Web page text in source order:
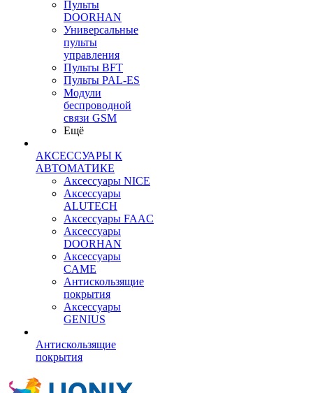
Пульты
DOORHAN
Универсальные
пульты
управления
Пульты BFT
Пульты PAL-ES
Модули
беспроводной
связи GSM
Ещё
АКСЕССУАРЫ К
АВТОМАТИКЕ
Аксессуары NICE
Аксессуары
ALUTECH
Аксессуары FAAC
Аксессуары
DOORHAN
Аксессуары
CAME
Антискользящие
покрытия
Аксессуары
GENIUS
Антискользящие
покрытия